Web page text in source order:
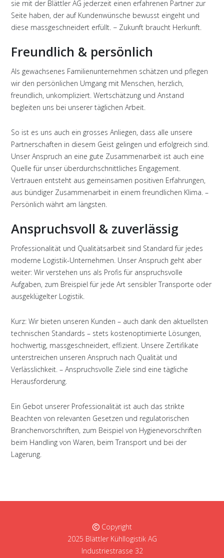
sie mit der Blättler AG jederzeit einen erfahrenen Partner zur
Seite haben, der auf Kundenwünsche bewusst eingeht und
diese massgeschneidert erfüllt. − Zukunft braucht Herkunft.
Freundlich & persönlich
Als gewachsenes Familienunternehmen schätzen und pflegen
wir den persönlichen Umgang mit Menschen, herzlich,
freundlich, unkompliziert. Wertschätzung und Anstand
begleiten uns bei unserer täglichen Arbeit.
So ist es uns auch ein grosses Anliegen, dass alle unsere
Partnerschaften in diesem Geist gelingen und erfolgreich sind.
Unser Anspruch an eine gute Zusammenarbeit ist auch eine
Quelle für unser überdurchschnittliches Engagement.
Vertrauen entsteht aus gemeinsamen positiven Erfahrungen,
aus bündiger Zusammenarbeit in einem freundlichen Klima. –
Persönlich währt am längsten.
Anspruchsvoll & zuverlässig
Professionalität und Qualitätsarbeit sind Standard für jedes
moderne Logistik-Unternehmen. Unser Anspruch geht aber
weiter: Wir verstehen uns als Profis für anspruchsvolle
Aufgaben, zum Breispiel für jede Art sensibler Transporte oder
ausgeklügelter Logistik.
Kurz: Wir bieten unseren Kunden – auch dank den aktuellsten
technischen Standards – stets kostenoptimierte Lösungen,
hochwertig, massgeschneidert, effizient. Unsere Zertifikate
unterstreichen unseren Anspruch nach Qualität und
Verlässlichkeit. – Anspruchsvolle Ziele sind eine tägliche
Herausforderung.
Ein Gebot unserer Professionalität ist auch das strikte
Beachten von relevanten Gesetzen und regulatorischen
Branchenvorschriften, zum Beispiel von Hygienevorschriften
beim Handling von Waren, beim Transport und bei der
Lagerung.
Copyright
2025 Blättler Kühllogistik AG
Industriestrasse 32